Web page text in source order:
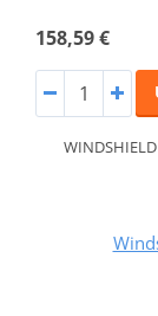
158,59 €